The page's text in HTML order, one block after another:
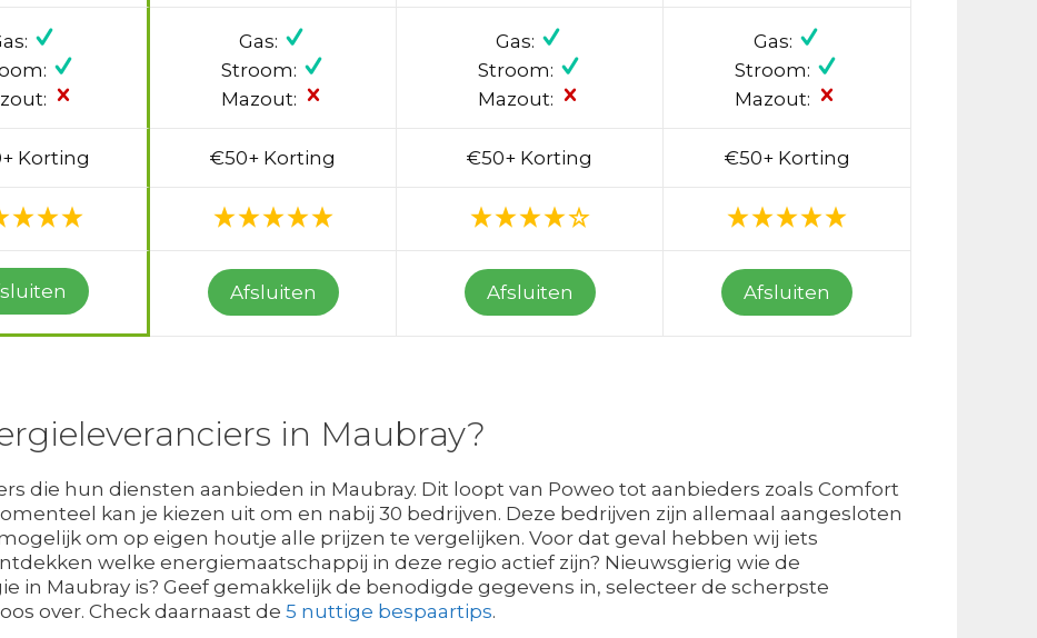
Gas:
Stroom:
Mazout:
Gas:
Stroom:
Mazout:
Gas:
Stroom:
Mazout:
Korting €50+ Korting €50+ Korting €50+ Korting
Afsluiten Afsluiten Afsluiten
in Maubray?
die hun diensten aanbieden in Maubray. Dit loopt van Poweo tot aanbieders zoals Comfort
kan je kiezen uit om en nabij 30 bedrijven. Deze bedrijven zijn allemaal aangesloten
om op eigen houtje alle prijzen te vergelijken. Voor dat geval hebben wij iets
welke energiemaatschappij in deze regio actief zijn? Nieuwsgierig wie de
in Maubray is? Geef gemakkelijk de benodigde gegevens in, selecteer de scherpste
over. Check daarnaast de 5 nuttige bespaartips.